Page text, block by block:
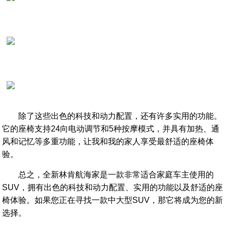
除了这些出色的科技和动力配置，还有许多实用的功能。
它的座椅支持24向电动调节和5种按摩模式，并具有加热、通
风和记忆等多重功能，让我和我的家人享受最舒适的座椅体
验。
总之，全新林肯航海家是一款非常适合家庭车主使用的
SUV，拥有出色的科技和动力配置、实用的功能以及舒适的座
椅体验。如果您正在寻找一款中大型SUV，那它将成为您的新
选择。